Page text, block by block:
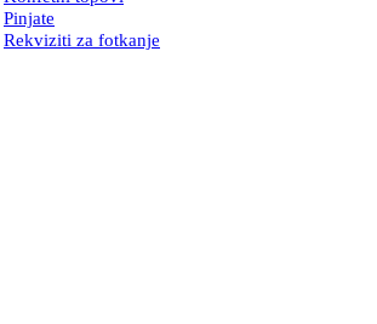
Pinjate
Rekviziti za fotkanje